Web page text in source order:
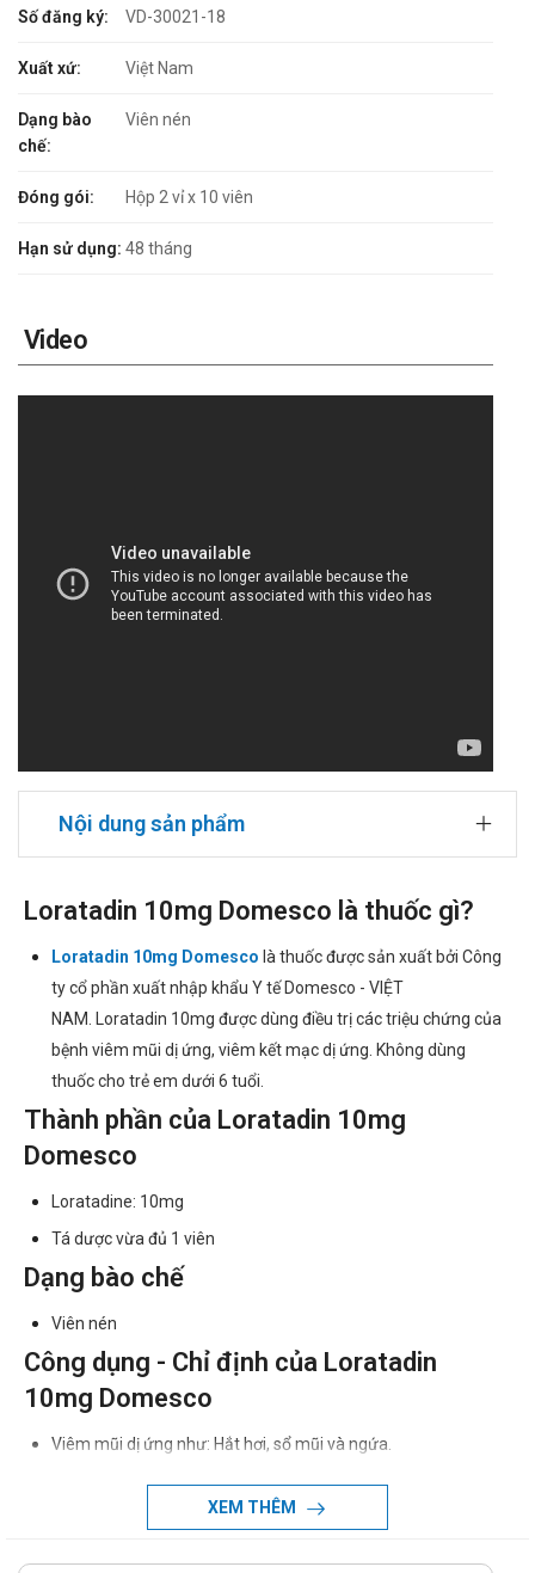
Số đăng ký: VD-30021-18
Xuất xứ: Việt Nam
Dạng bào
chế:
Viên nén
Đóng gói: Hộp 2 vỉ x 10 viên
Hạn sử dụng: 48 tháng
Video
Nội dung sản phẩm
Loratadin 10mg Domesco là thuốc gì?
Loratadin 10mg Domesco là thuốc được sản xuất bởi Công
ty cổ phần xuất nhập khẩu Y tế Domesco - VIỆT
NAM. Loratadin 10mg được dùng điều trị các triệu chứng của
bệnh viêm mũi dị ứng, viêm kết mạc dị ứng. Không dùng
thuốc cho trẻ em dưới 6 tuổi.
Thành phần của Loratadin 10mg
Domesco
Loratadine: 10mg
Tá dược vừa đủ 1 viên
Dạng bào chế
Viên nén
Công dụng - Chỉ định của Loratadin
10mg Domesco
Viêm mũi dị ứng như: Hắt hơi, sổ mũi và ngứa.
Viêm kết mạc dị ứng như : Ngứa mắt và nóng mắt.
Triệu chứng của mề đay và các rối loạn dị ứng da.
Cách dùng - Liều dùng Loratadin 10mg
XEM THÊM